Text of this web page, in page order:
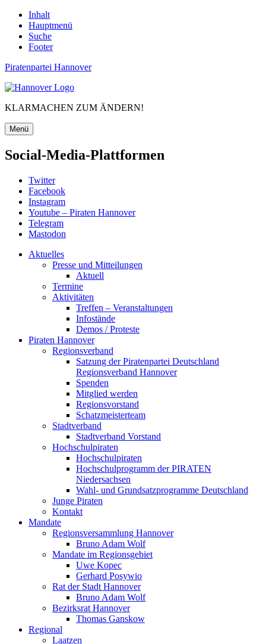
Inhalt
Hauptmenü
Suche
Footer
Piratenpartei Hannover
KLARMACHEN ZUM ÄNDERN!
Menü
Social-Media-Plattformen
Twitter
Facebook
Instagram
Youtube – Piraten Hannover
Telegram
Mastodon
Aktuelles
Presse und Mitteilungen
Aktuell
Termine
Aktivitäten
Treffen – Veranstaltungen
Infostände
Demos / Proteste
Piraten Hannover
Regionsverband
Satzung der Piratenpartei Deutschland
Regionsverband Hannover
Spenden
Mitglied werden
Regionsvorstand
Schatzmeisterteam
Stadtverband
Stadtverband Vorstand
Hochschulpiraten
Hochschulpiraten
Hochschulprogramm der PIRATEN
Niedersachsen
Wahl- und Grundsatzprogramme Deutschland
Junge Piraten
Kontakt
Mandate
Regionsversammlung Hannover
Bruno Adam Wolf
Mandate im Regionsgebiet
Uwe Kopec
Gerhard Posywio
Rat der Stadt Hannover
Bruno Adam Wolf
Bezirksrat Hannover
Thomas Ganskow
Regional
Laatzen